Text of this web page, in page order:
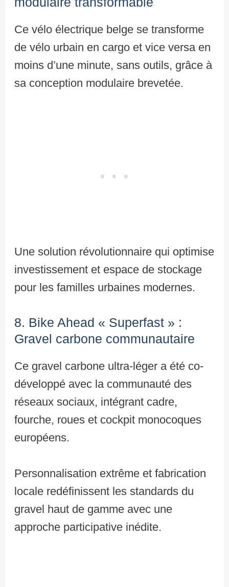
Ce vélo électrique belge se transforme
de vélo urbain en cargo et vice versa en
moins d’une minute, sans outils, grâce à
sa conception modulaire brevetée.
Une solution révolutionnaire qui optimise
investissement et espace de stockage
pour les familles urbaines modernes.
8. Bike Ahead « Superfast » :
Gravel carbone communautaire
Ce gravel carbone ultra-léger a été co-
développé avec la communauté des
réseaux sociaux, intégrant cadre,
fourche, roues et cockpit monocoques
européens.
Personnalisation extrême et fabrication
locale redéfinissent les standards du
gravel haut de gamme avec une
approche participative inédite.